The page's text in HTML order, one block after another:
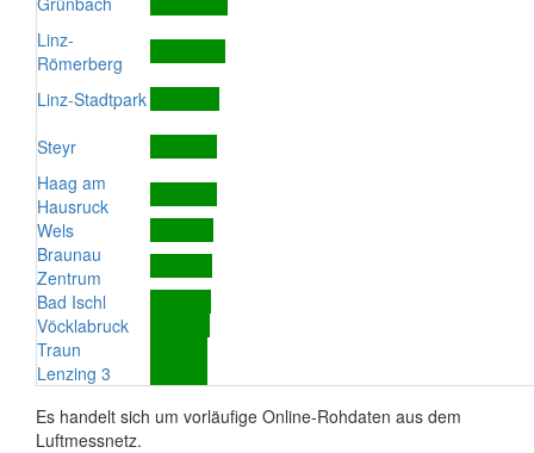
Linz-
Römerberg
Linz-Stadtpark
Steyr
Haag am
Hausruck
Wels
Braunau
Zentrum
Bad Ischl
Vöcklabruck
Traun
Lenzing 3
Es handelt sich um vorläufige Online-Rohdaten aus dem
Luftmessnetz.